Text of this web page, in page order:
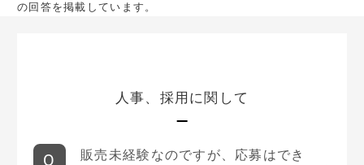
の回答を掲載しています。
人事、採用に関して
販売未経験なのですが、応募はでき